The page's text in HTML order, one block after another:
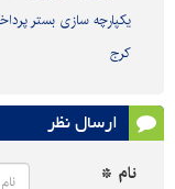
یکپارچه سازی بستر
کرج
ارسال نظر
نام *